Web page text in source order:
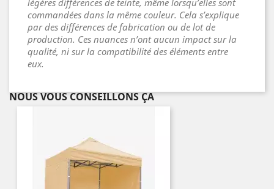
légères différences de teinte, même lorsqu’elles sont
commandées dans la même couleur. Cela s’explique
par des différences de fabrication ou de lot de
production. Ces nuances n’ont aucun impact sur la
qualité, ni sur la compatibilité des éléments entre
eux.
NOUS VOUS CONSEILLONS ÇA